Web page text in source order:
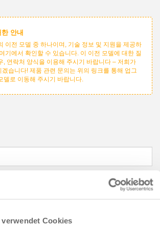
verwendet Cookies
안내
이전 모델 중 하나이며, 기술 정보 및 지원을 제공하
기에서 확인할 수 있습니다. 이 이전 모델에 대한 질
, 연락처 양식을 이용해 주시기 바랍니다 – 저희가
겠습니다! 제품 관련 문의는 위의 링크를 통해 업그
델로 이동해 주시기 바랍니다.